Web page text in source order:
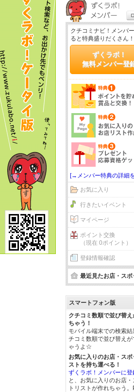
クチコミナビ！メンバ
ると特典盛りだくさん！
ずくラボ！
無料メンバー登
[→メンバー特典の詳細
お気に入り
行きたいイベント
マイページ
ポイント交換
（現在 0ポイント）
登録情報確認
最近見たお店・スポ
スマートフォン版
クチコミ数順で並び替え
ちゃう！
モバイル端末での検索結
チコミ数順で並び替えが
ゃうよ☆
お気に入りのお店・スポ
ストを持ち運べる！
ずくラボ！メンバーに登
と、お気に入りのお店・
トリストが作れちゃう。